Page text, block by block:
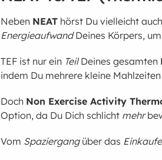
Neben NEAT hörst Du vielleicht
EnergieaufwandDeines Körpers,
TEF ist nur ein TeilDeines gesamten
indem Du mehrere kleine
Doch Non Exercise Activity
Option, da Du Dich schlicht mehr
Vom Spaziergangüber das